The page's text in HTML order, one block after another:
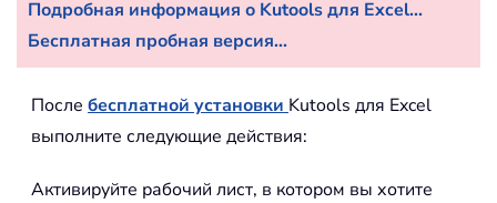
Подробная информация о Kutools для Excel...
Бесплатная пробная версия...
После бесплатной установки Kutools для Excel
выполните следующие действия:
Активируйте рабочий лист, в котором вы хотите